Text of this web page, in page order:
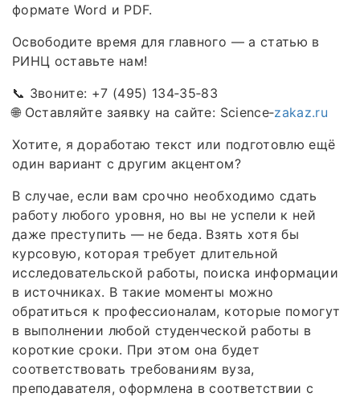
формате Word и PDF.
Освободите время для главного — а статью в
РИНЦ оставьте нам!
📞 Звоните: +7 (495) 134‑35‑83
🌐 Оставляйте заявку на сайте: Science‑zakaz.ru
Хотите, я доработаю текст или подготовлю ещё
один вариант с другим акцентом?
В случае, если вам срочно необходимо сдать
работу любого уровня, но вы не успели к ней
даже преступить — не беда. Взять хотя бы
курсовую, которая требует длительной
исследовательской работы, поиска информации
в источниках. В такие моменты можно
обратиться к профессионалам, которые помогут
в выполнении любой студенческой работы в
короткие сроки. При этом она будет
соответствовать требованиям вуза,
преподавателя, оформлена в соответствии с